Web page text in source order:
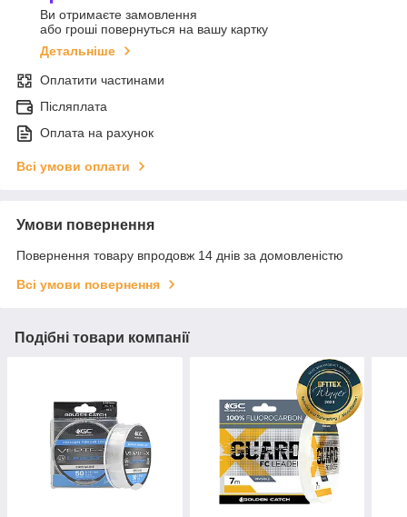
Ви отримаєте замовлення
або гроші повернуться на вашу картку
Детальніше
Оплатити частинами
Післяплата
Оплата на рахунок
Всі умови оплати
Умови повернення
Повернення товару впродовж 14 днів за домовленістю
Всі умови повернення
Подібні товари компанії